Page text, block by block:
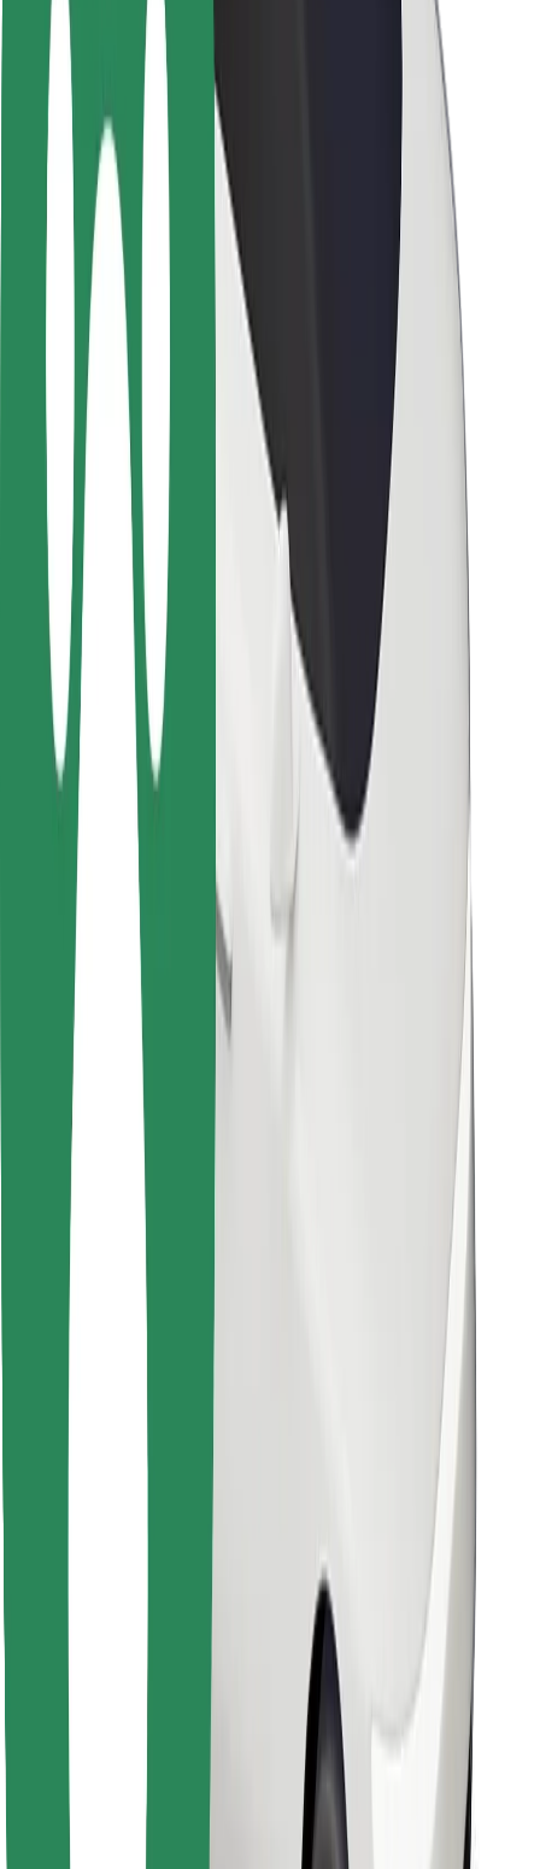
Bezpečnost cestujících
Bezpečnost řidičů
Bezpečnost na koloběžce
Laboratoř bezpečnosti
Města
Lokality
Řešení pro města
Letiště
Nabíjecí stanice Bolt
Podpora
Pro cestující
Pro řidiče
Pro kurýry
Bolt Food
Pro flotilové partnery
Pro restaurace
Bolt for Business
Partneři
Cookies
Zabezpečení
Jízda za pár minut!
Stáhněte si aplikaci Bolt
Stáhněte si aplikaci Bolt Food